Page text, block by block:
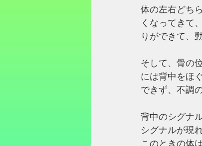
体の左右どち
くなってきて
りができて、
そして、骨の
には背中をほ
できず、不調
背中のシグナ
シグナルが現
このときの体